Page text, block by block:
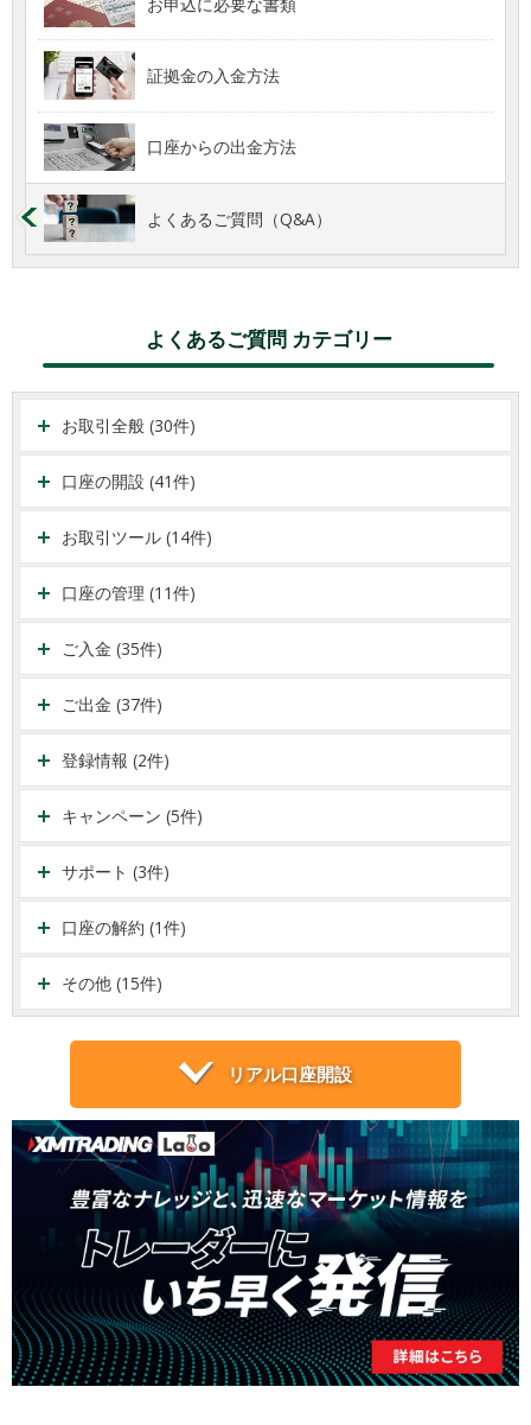
証拠金の入金方法
口座からの出金方法
よくあるご質問（Q&A）
よくあるご質問 カテゴリー
お取引全般 (30件)
口座の開設 (41件)
お取引ツール (14件)
口座の管理 (11件)
ご入金 (35件)
ご出金 (37件)
登録情報 (2件)
キャンペーン (5件)
サポート (3件)
口座の解約 (1件)
その他 (15件)
リアル口座開設